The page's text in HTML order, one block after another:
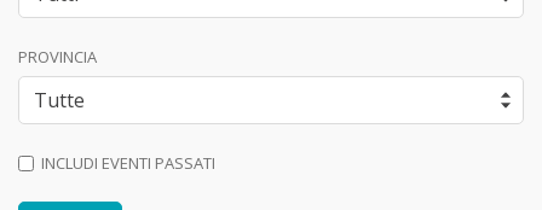
PROVINCIA
INCLUDI EVENTI PASSATI